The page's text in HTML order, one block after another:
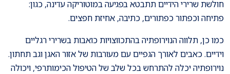
חולשת שרירי הידיים תתבטא בפגיעה במוטוריקה עדינה, כגון:
פתיחה וכפתור כפתורים, כתיבה, אחיזת חפצים.
כמו כן, תלווה הנוירופתיה בהתכווצויות כואבות בשרירי רגליים
וידיים. כאבים לאורך הגפיים עם מעורבות של אזור האגן וגב תחתון.
נוירופתיה יכלה להתרחש בכל שלב של הטיפול הכימותרפי, ויכולה